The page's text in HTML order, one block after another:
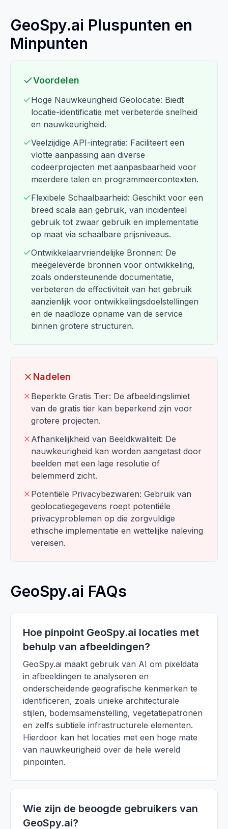
GeoSpy.ai Pluspunten en
Minpunten
Voordelen
Hoge Nauwkeurigheid Geolocatie: Biedt
locatie-identificatie met verbeterde snelheid
en nauwkeurigheid.
Veelzijdige API-integratie: Faciliteert een
vlotte aanpassing aan diverse
codeerprojecten met aanpasbaarheid voor
meerdere talen en programmeercontexten.
Flexibele Schaalbaarheid: Geschikt voor een
breed scala aan gebruik, van incidenteel
gebruik tot zwaar gebruik en implementatie
op maat via schaalbare prijsniveaus.
Ontwikkelaarvriendelijke Bronnen: De
meegeleverde bronnen voor ontwikkeling,
zoals ondersteunende documentatie,
verbeteren de effectiviteit van het gebruik
aanzienlijk voor ontwikkelingsdoelstellingen
en de naadloze opname van de service
binnen grotere structuren.
Nadelen
Beperkte Gratis Tier: De afbeeldingslimiet
van de gratis tier kan beperkend zijn voor
grotere projecten.
Afhankelijkheid van Beeldkwaliteit: De
nauwkeurigheid kan worden aangetast door
beelden met een lage resolutie of
belemmerd zicht.
Potentiële Privacybezwaren: Gebruik van
geolocatiegegevens roept potentiële
privacyproblemen op die zorgvuldige
ethische implementatie en wettelijke naleving
vereisen.
GeoSpy.ai FAQs
Hoe pinpoint GeoSpy.ai locaties met
behulp van afbeeldingen?
GeoSpy.ai maakt gebruik van AI om pixeldata
in afbeeldingen te analyseren en
onderscheidende geografische kenmerken te
identificeren, zoals unieke architecturale
stijlen, bodemsamenstelling, vegetatiepatronen
en zelfs subtiele infrastructurele elementen.
Hierdoor kan het locaties met een hoge mate
van nauwkeurigheid over de hele wereld
pinpointen.
Wie zijn de beoogde gebruikers van
GeoSpy.ai?